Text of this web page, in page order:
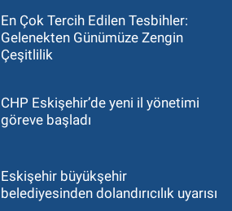
En Çok Tercih Edilen Tesbihler:
Gelenekten Günümüze Zengin
Çeşitlilik
CHP Eskişehir’de yeni il yönetimi
göreve başladı
Eskişehir büyükşehir
belediyesinden dolandırıcılık uyarısı